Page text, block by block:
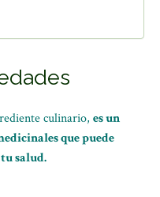
culinario, es un
que puede
salud.